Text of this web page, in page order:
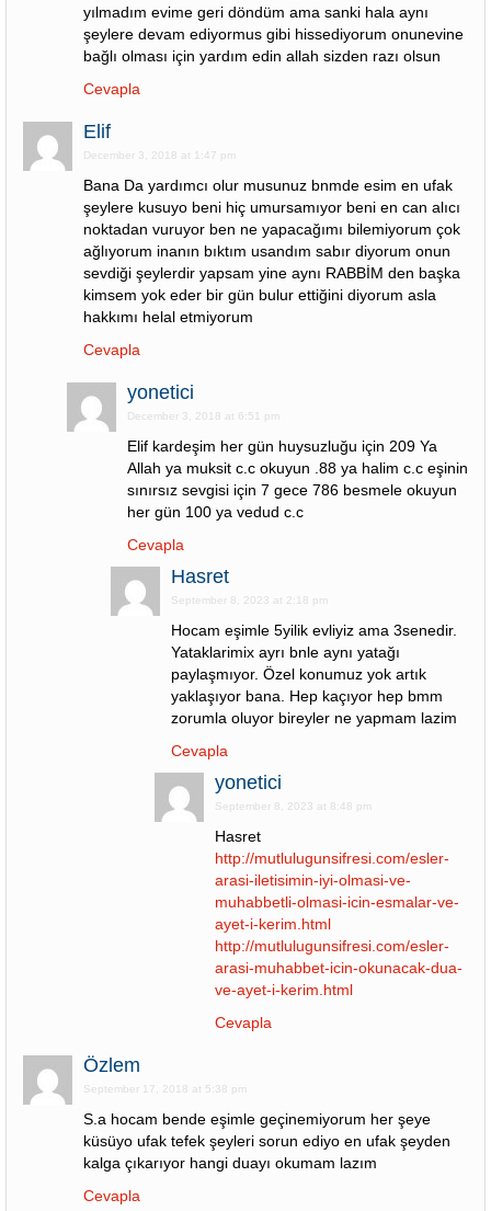
yılmadım evime geri döndüm ama sanki hala aynı
şeylere devam ediyormus gibi hissediyorum onunevine
bağlı olması için yardım edin allah sizden razı olsun
Cevapla
Elif
December 3, 2018 at 1:47 pm
Bana Da yardımcı olur musunuz bnmde esim en ufak
şeylere kusuyo beni hiç umursamıyor beni en can alıcı
noktadan vuruyor ben ne yapacağımı bilemiyorum çok
ağlıyorum inanın bıktım usandım sabır diyorum onun
sevdiği şeylerdir yapsam yine aynı RABBİM den başka
kimsem yok eder bir gün bulur ettiğini diyorum asla
hakkımı helal etmiyorum
Cevapla
yonetici
December 3, 2018 at 6:51 pm
Elif kardeşim her gün huysuzluğu için 209 Ya
Allah ya muksit c.c okuyun .88 ya halim c.c eşinin
sınırsız sevgisi için 7 gece 786 besmele okuyun
her gün 100 ya vedud c.c
Cevapla
Hasret
September 8, 2023 at 2:18 pm
Hocam eşimle 5yilik evliyiz ama 3senedir.
Yataklarimix ayrı bnle aynı yatağı
paylaşmıyor. Özel konumuz yok artık
yaklaşıyor bana. Hep kaçıyor hep bmm
zorumla oluyor bireyler ne yapmam lazim
Cevapla
yonetici
September 8, 2023 at 8:48 pm
Hasret
http://mutlulugunsifresi.com/esler-
arasi-iletisimin-iyi-olmasi-ve-
muhabbetli-olmasi-icin-esmalar-ve-
ayet-i-kerim.html
http://mutlulugunsifresi.com/esler-
arasi-muhabbet-icin-okunacak-dua-
ve-ayet-i-kerim.html
Cevapla
Özlem
September 17, 2018 at 5:38 pm
S.a hocam bende eşimle geçinemiyorum her şeye
küsüyo ufak tefek şeyleri sorun ediyo en ufak şeyden
kalga çıkarıyor hangi duayı okumam lazım
Cevapla